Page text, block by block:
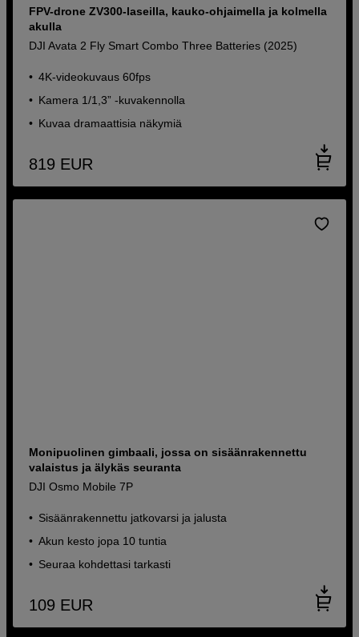
FPV-drone ZV300-laseilla, kauko-ohjaimella ja kolmella
akulla
DJI Avata 2 Fly Smart Combo Three Batteries (2025)
4K-videokuvaus 60fps
Kamera 1/1,3” -kuvakennolla
Kuvaa dramaattisia näkymiä
819 EUR
Monipuolinen gimbaali, jossa on sisäänrakennettu
valaistus ja älykäs seuranta
DJI Osmo Mobile 7P
Sisäänrakennettu jatkovarsi ja jalusta
Akun kesto jopa 10 tuntia
Seuraa kohdettasi tarkasti
109 EUR